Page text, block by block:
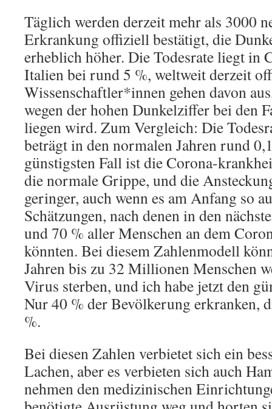
Täglich werden derzeit mehr als 3000
Erkrankung offiziell bestätigt, die
erheblich höher. Die Todesrate liegt in
Italien bei rund 5 %, weltweit derzeit
Wissenschaftler*innen gehen davon
wegen der hohen Dunkelziffer bei den
liegen wird. Zum Vergleich: Die
beträgt in den normalen Jahren rund
günstigsten Fall ist die Corona-
die normale Grippe, und die
geringer, auch wenn es am Anfang so
Schätzungen, nach denen in den
und 70 % aller Menschen an dem
könnten. Bei diesem Zahlenmodell
Jahren bis zu 32 Millionen Menschen
Virus sterben, und ich habe jetzt den
Nur 40 % der Bevölkerung erkranken,
%.
Bei diesen Zahlen verbietet sich ein
Lachen, aber es verbieten sich auch
nehmen den medizinischen